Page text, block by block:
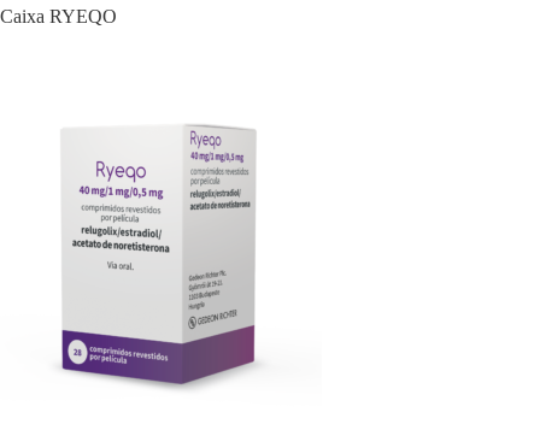
Caixa RYEQO